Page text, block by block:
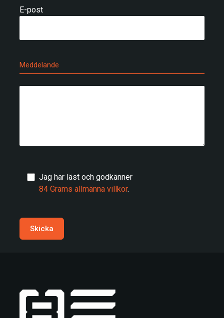
E-post
Meddelande
Jag har läst och godkänner
84 Grams allmänna villkor.
Skicka